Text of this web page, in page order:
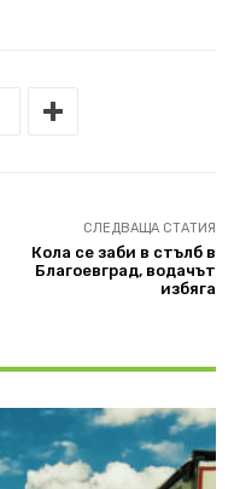
СЛЕДВАЩА СТАТИЯ
Кола се заби в стълб в
Благоевград, водачът
избяга